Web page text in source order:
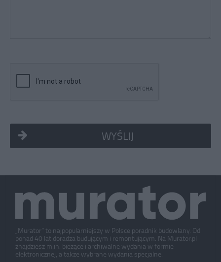
WYŚLIJ
„Murator” to najpopularniejszy w Polsce poradnik budowlany. Od
ponad 40 lat doradza budującym i remontującym. Na Murator.pl
znajdziesz m.in. bieżące i archiwalne wydania w formie
elektronicznej, a także wybrane wydania specjalne.